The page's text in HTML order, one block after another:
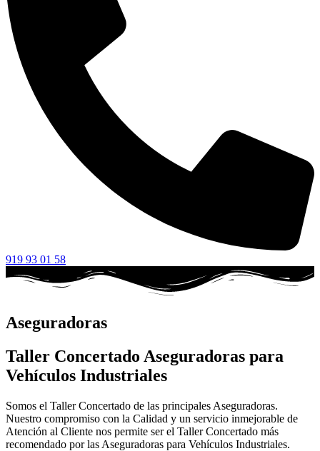
919 93 01 58
Aseguradoras
Taller Concertado Aseguradoras para
Vehículos Industriales
Somos el Taller Concertado de las principales Aseguradoras.
Nuestro compromiso con la Calidad y un servicio inmejorable de
Atención al Cliente nos permite ser el Taller Concertado más
recomendado por las Aseguradoras para Vehículos Industriales.